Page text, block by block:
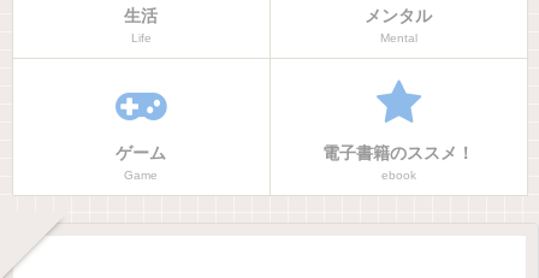
生活
Life
メンタル
Mental
ゲーム
Game
電子書籍のススメ！
ebook